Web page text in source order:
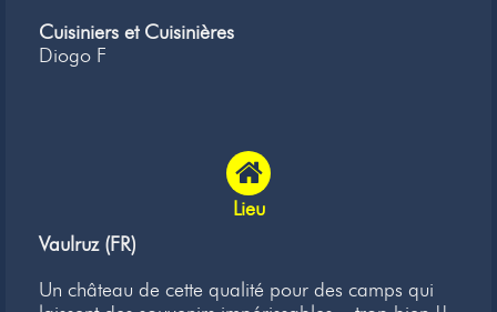
Cuisiniers et Cuisinières
Diogo F
Lieu
Vaulruz (FR)
Un château de cette qualité pour des camps qui